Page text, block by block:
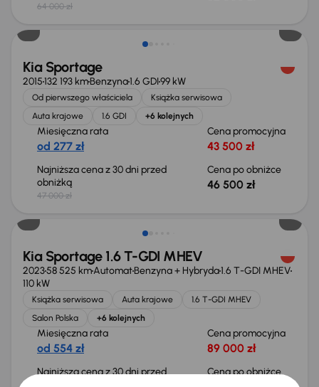
64 000 zł
Taniej o 500 zł
Kia Sportage
2015132 193 kmBenzyna1.6 GDI99 kW
Od pierwszego właściciela
Książka serwisowa
Auta krajowe
1.6 GDI +6 kolejnych
Miesięczna rata
od 277 zł
Cena promocyjna
43 500 zł
Najniższa cena z 30 dni przed
obniżką
47 000 zł
Cena po obniżce
46 500 zł
Taniej o 1 000 zł
Kia Sportage 1.6 T-GDI MHEV
202358 525 kmAutomatBenzyna + Hybryda1.6 T-GDI MHEV
110 kW
Książka serwisowa Auta krajowe
1.6 T-GDI MHEV
Salon Polska
+6 kolejnych
Miesięczna rata
od 554 zł
Cena promocyjna
89 000 zł
Najniższa cena z 30 dni przed
Cena po obniżce